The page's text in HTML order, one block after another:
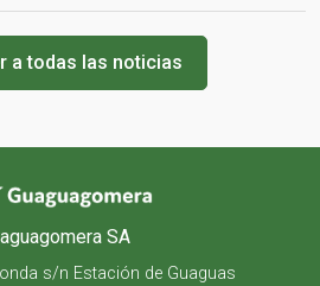
a todas las noticias
SA
s/n Estación de Guaguas